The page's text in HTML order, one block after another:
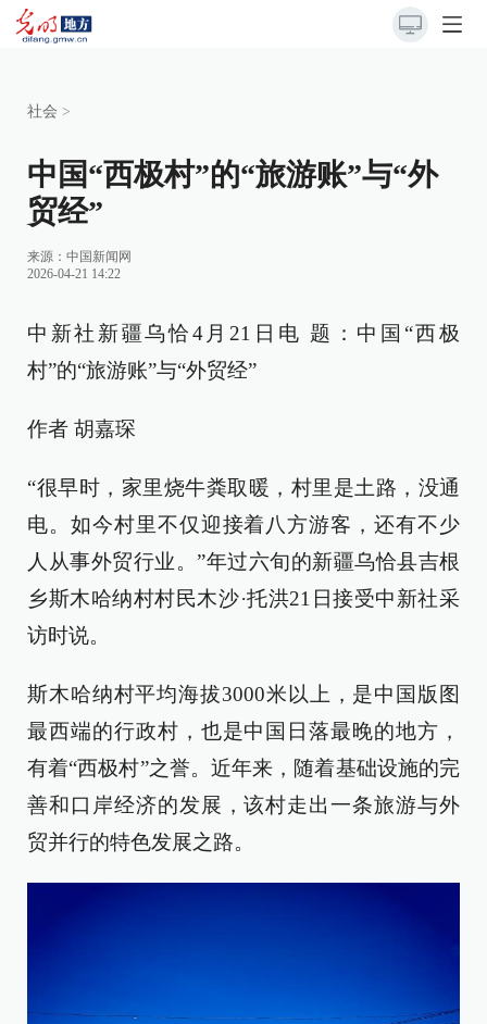
社会 >
中国“西极村”的“旅游账”与“外
贸经”
来源： 中国新闻网
2026-04-21 14:22
中新社新疆乌恰4月21日电 题：中国“西极
村”的“旅游账”与“外贸经”
作者 胡嘉琛
“很早时，家里烧牛粪取暖，村里是土路，没通
电。如今村里不仅迎接着八方游客，还有不少
人从事外贸行业。”年过六旬的新疆乌恰县吉根
乡斯木哈纳村村民木沙·托洪21日接受中新社采
访时说。
斯木哈纳村平均海拔3000米以上，是中国版图
最西端的行政村，也是中国日落最晚的地方，
有着“西极村”之誉。近年来，随着基础设施的完
善和口岸经济的发展，该村走出一条旅游与外
贸并行的特色发展之路。